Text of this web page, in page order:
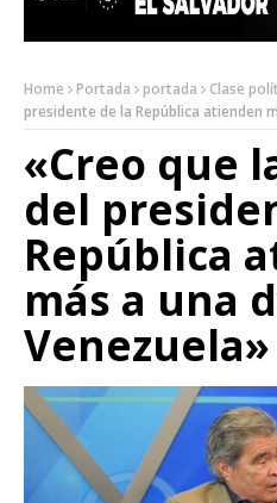
Home Portada portada Clase
presidente de la República atienden
«Creo que
del
República
más a una
Venezuela»